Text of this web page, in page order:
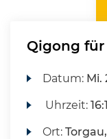
Qigong
Datum: Mi.
Uhrzeit:
Ort: